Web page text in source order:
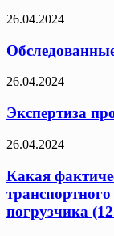
26.04.2024
26.04.2024
Экспертиза
26.04.2024
Какая
транспортного
погрузчика